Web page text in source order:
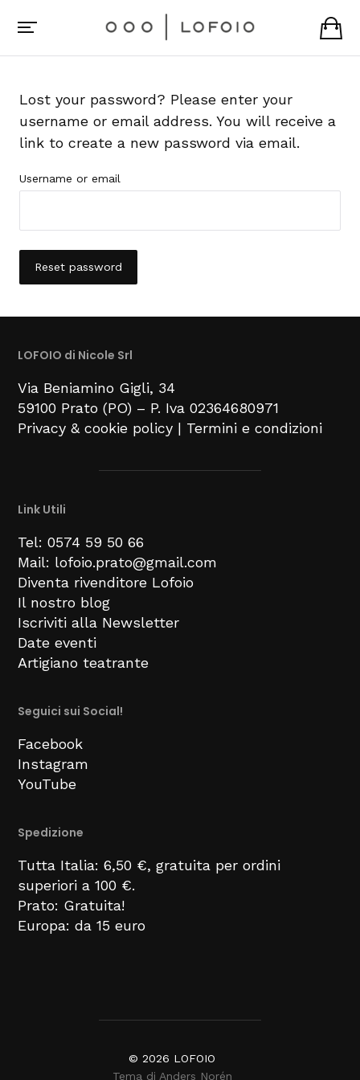
Lost your password? Please enter your
username or email address. You will receive a
link to create a new password via email.
Username or email
Reset password
LOFOIO di Nicole Srl
Via Beniamino Gigli, 34
59100 Prato (PO) – P. Iva 02364680971
Privacy & cookie policy | Termini e condizioni
Link Utili
Tel: 0574 59 50 66
Mail: lofoio.prato@gmail.com
Diventa rivenditore Lofoio
Il nostro blog
Iscriviti alla Newsletter
Date eventi
Artigiano teatrante
Seguici sui Social!
Facebook
Instagram
YouTube
Spedizione
Tutta Italia: 6,50 €, gratuita per ordini
superiori a 100 €.
Prato: Gratuita!
Europa: da 15 euro
© 2026 LOFOIO
Tema di Anders Norén